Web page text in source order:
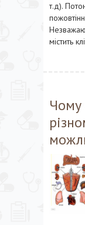
т.д).
містить
Чому